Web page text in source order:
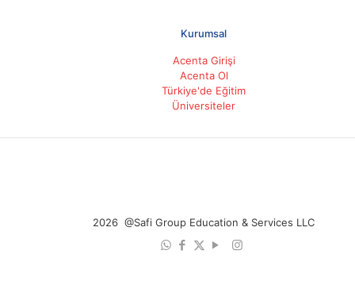
Kurumsal
Acenta Girişi
Acenta Ol
Türkiye'de Eğitim
Üniversiteler
2026 @Safi Group Education & Services LLC